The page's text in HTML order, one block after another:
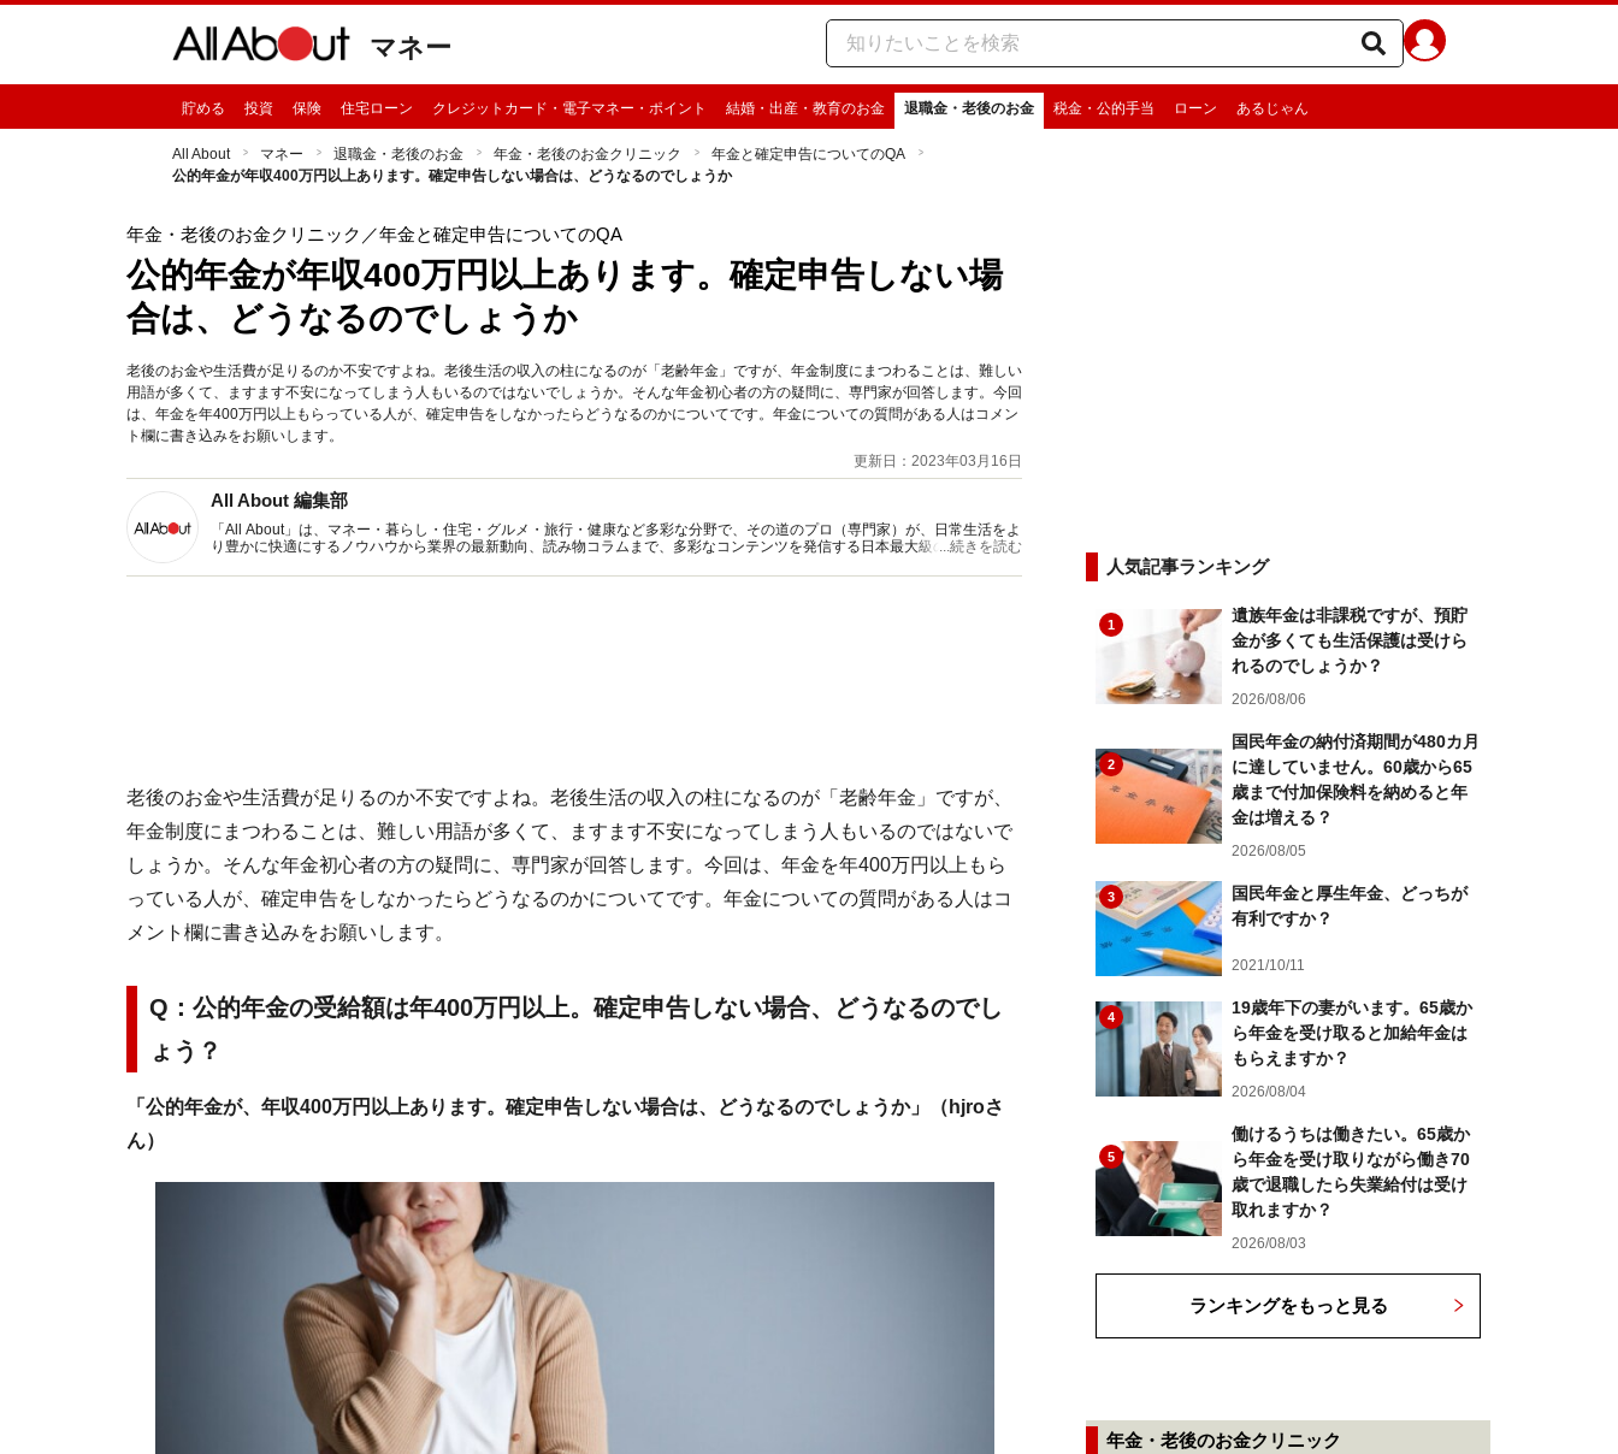
マネー
貯める 投資 保険 住宅ローン クレジットカード・電子マネー・ポイント 結婚・出産・教育のお金 退職金・老後のお金 税金・公的手当 ローン あるじゃん
All About マネー 退職金・老後のお金 年金・老後のお金クリニック
年金と確定申告についてのQA
公的年金が年収400万円以上あります。確定申告しない場合は、どうなるのでしょうか
年金・老後のお金クリニック ／年金と確定申告についてのQA
公的年金が年収400万円以上あります。確定申告しない場
合は、どうなるのでしょうか
老後のお金や生活費が足りるのか不安ですよね。老後生活の収入の柱になるのが「老齢年金」ですが、年金制度にまつわることは、難しい
用語が多くて、ますます不安になってしまう人もいるのではないでしょうか。そんな年金初心者の方の疑問に、専門家が回答します。今回
は、年金を年400万円以上もらっている人が、確定申告をしなかったらどうなるのかについてです。年金についての質問がある人はコメン
ト欄に書き込みをお願いします。
更新日：2023年03月16日
All About 編集部
「All About」は、マネー・暮らし・住宅・グルメ・旅行・健康など多彩な分野で、その道のプロ（専門家）が、日常生活をよ
り豊かに快適にするノウハウから業界の最新動向、読み物コラムまで、多彩なコンテンツを発信する日本最大級の総合情報サ
...続きを読む
老後のお金や生活費が足りるのか不安ですよね。老後生活の収入の柱になるのが「老齢年金」ですが、
年金制度にまつわることは、難しい用語が多くて、ますます不安になってしまう人もいるのではないで
しょうか。そんな年金初心者の方の疑問に、専門家が回答します。今回は、年金を年400万円以上もら
っている人が、確定申告をしなかったらどうなるのかについてです。年金についての質問がある人はコ
メント欄に書き込みをお願いします。
Q：公的年金の受給額は年400万円以上。確定申告しない場合、どうなるのでし
ょう？
「公的年金が、年収400万円以上あります。確定申告しない場合は、どうなるのでしょうか」（hjroさ
ん）
人気記事ランキング
1
遺族年金は非課税ですが、預貯
金が多くても生活保護は受けら
れるのでしょうか？
2026/08/06
2
国民年金の納付済期間が480カ月
に達していません。60歳から65
歳まで付加保険料を納めると年
金は増える？
2026/08/05
3
国民年金と厚生年金、どっちが
有利ですか？
2021/10/11
4
19歳年下の妻がいます。65歳か
ら年金を受け取ると加給年金は
もらえますか？
2026/08/04
5
働けるうちは働きたい。65歳か
ら年金を受け取りながら働き70
歳で退職したら失業給付は受け
取れますか？
2026/08/03
ランキングをもっと見る
年金・老後のお金クリニック